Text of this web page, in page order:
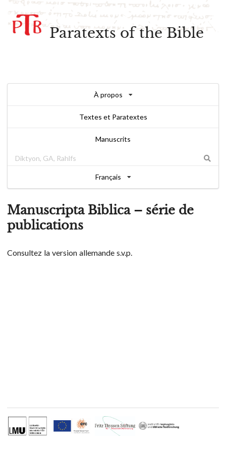
Paratexts of the Bible
À propos
Textes et Paratextes
Manuscrits
Français
Manuscripta Biblica – série de
publications
Consultez la version allemande s.v.p.